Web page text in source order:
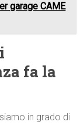
garage CAME
fa la
in grado di